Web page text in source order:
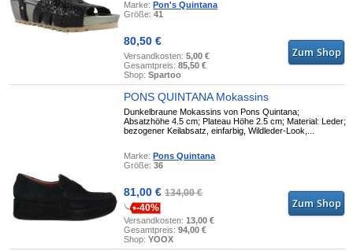
Marke:Pon's Quintana
Größe:41
80,50 €
Versandkosten:5,00 €
Gesamtpreis:85,50 €
Shop:Spartoo
PONS QUINTANA Mokassins
Dunkelbraune Mokassins von Pons Quintana;
Absatzhöhe 4.5 cm; Plateau Höhe 2.5 cm; Material: Leder;
bezogener Keilabsatz, einfarbig, Wildleder-Look,...
Marke:Pons Quintana
Größe:36
81,00 €134,00 €
-40%
Versandkosten:13,00 €
Gesamtpreis:94,00 €
Shop:YOOX